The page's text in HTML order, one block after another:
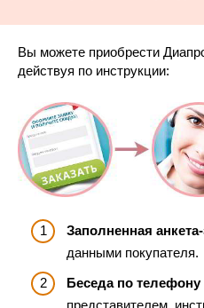
Вы можете приобрести
действуя по инструкции:
Заполненная
данными покупателя.
Беседа по телефону
представителем,